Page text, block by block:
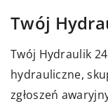
Twój
Twój Hydraulik
hydrauliczne,
zgłoszeń